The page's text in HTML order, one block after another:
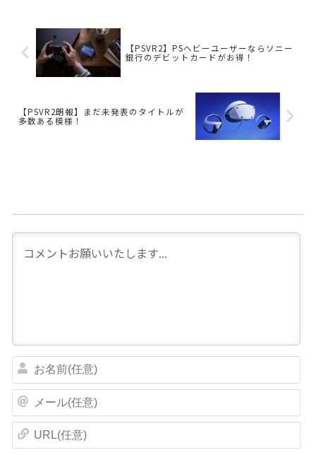
【PSVR2】PSヘビーユーザーならソニー
銀行のデビットカードがお得！
【PSVR2朗報】まだ未発表のタイトルが
多数ある模様！
前
任
)
ル